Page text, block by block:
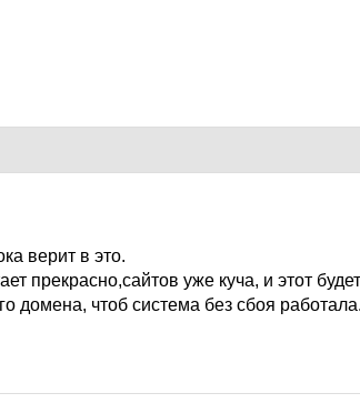
верит в это.
прекрасно,сайтов уже куча, и этот
домена, чтоб система без сбоя работала.